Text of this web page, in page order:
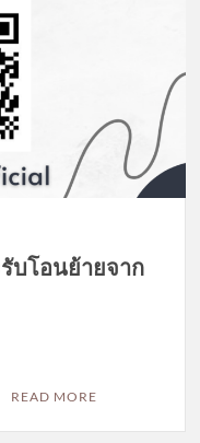
บโอนย้ายจาก
READ MORE